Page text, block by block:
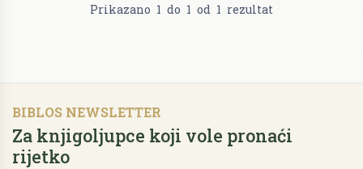
Prikazano 1 do 1 od 1 rezultat
BIBLOS NEWSLETTER
Za knjigoljupce koji vole pronaći
rijetko